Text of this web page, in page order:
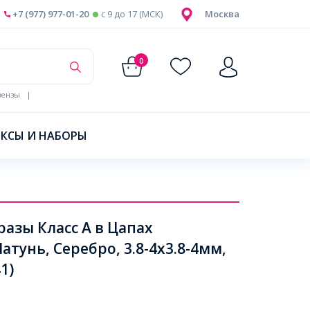
Москва
+7 (977) 977-01-20 c 9 до 17 (МСК)
0
|
И НАБОРЫ
Класс А в Цапах
Серебро, 3.8-4x3.8-4мм,